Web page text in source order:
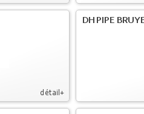
détail+
DH PIPE